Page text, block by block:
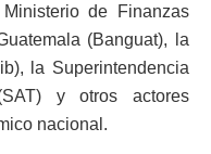
de Finanzas
(Banguat), la
la Superintendencia
y otros actores
nacional.